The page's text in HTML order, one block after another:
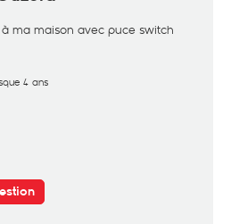
ma maison avec puce switch
4 ans